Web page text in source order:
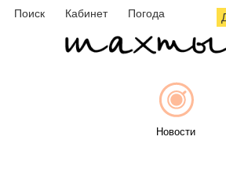
Поиск Кабинет Погода
Новости